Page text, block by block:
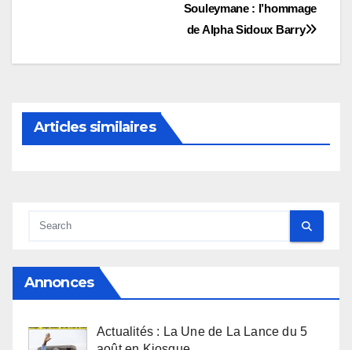
l’article
Souleymane : l’hommage
de Alpha Sidoux Barry
Articles similaires
Annonces
Actualités : La Une de La Lance du 5